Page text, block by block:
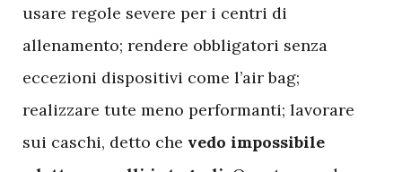
usare regole severe per i centri di
allenamento; rendere obbligatori senza
eccezioni dispositivi come l’air bag;
realizzare tute meno performanti; lavorare
sui caschi, detto che vedo impossibile